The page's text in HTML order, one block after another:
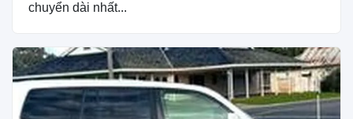
chuyển dài nhất...